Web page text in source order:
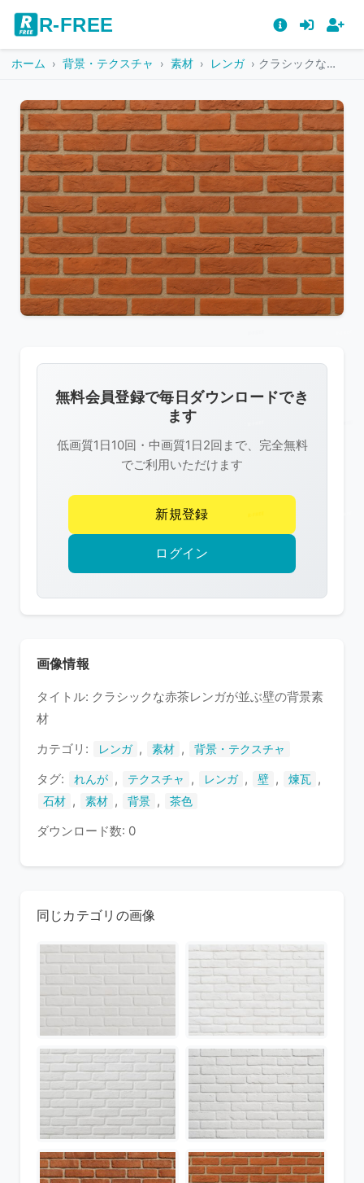
R-FREE
ホーム 背景・テクスチャ 素材 レンガ クラシックな赤茶レンガが並ぶ壁の背景素材
像
は
R-
FREE
作
権
護
い
無料会員登録で毎日ダウンロードでき
ます
低画質1日10回・中画質1日2回まで、完全無料
でご利用いただけます
新規登録
ログイン
画像情報
タイトル: クラシックな赤茶レンガが並ぶ壁の背景素
材
カテゴリ:
レンガ , 素材 , 背景・テクスチャ
タグ: れんが , テクスチャ , レンガ , 壁 , 煉瓦 ,
石材 , 素材 , 背景 , 茶色
ダウンロード数: 0
同じカテゴリの画像